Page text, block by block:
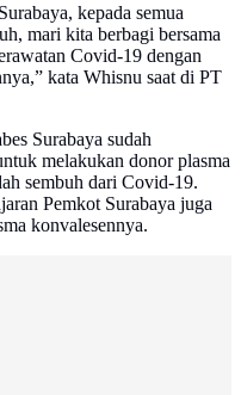
kepada semua
mari kita berbagi bersama
Covid-19 dengan
kata Whisnu saat di PT
Surabaya sudah
melakukan donor plasma
sembuh dari Covid-19.
Pemkot Surabaya juga
konvalesennya.